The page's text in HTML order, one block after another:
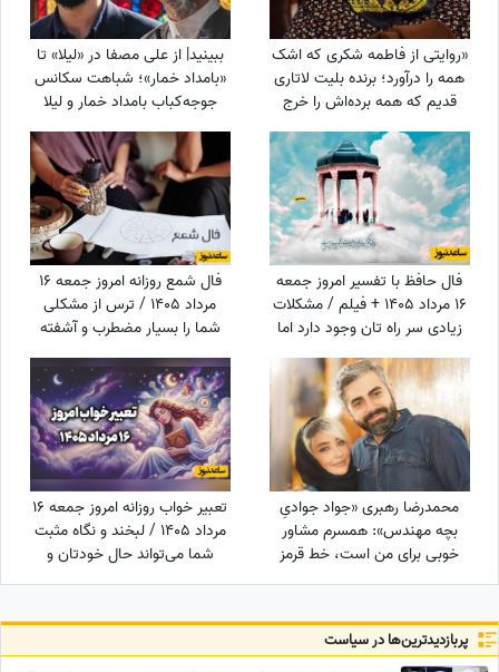
«روایتی از فاطمه شکری که اشک
همه را درآورد؛ برنده بلیت لاتاری
قدیم که همه برده‌اش را خرج
می‌بیند!»
ببینید| از علی مصفا در «لیلا» تا
«بامداد خمار»؛ شباهت سکانس
جوجه‌کباب بامداد خمار و لیلا
فال حافظ با تفسیر امروز جمعه
16 مرداد 1405 + فیلم / مشکلات
زیادی سر راه تان وجود دارد اما
فال شمع روزانه امروز جمعه 16
مرداد 1405 / ترس از مشکلی
شما را بسیار مضطرب و آشفته
محمدرضا رهبری «جواد جوادیِ
بچه مهندس»: همسرم مشاور
خوبی برای من است، خط قرمز
فیلم یا عکسی از من گرفته شود
و بعدا برای من دردسر ایجاد کند!
تعبیر خواب روزانه امروز جمعه 16
مرداد 1405 / لبخند و نگاه مثبت
شما می‌تواند حال خودتان و
پربازدید‌ترین‌ها در سیاست